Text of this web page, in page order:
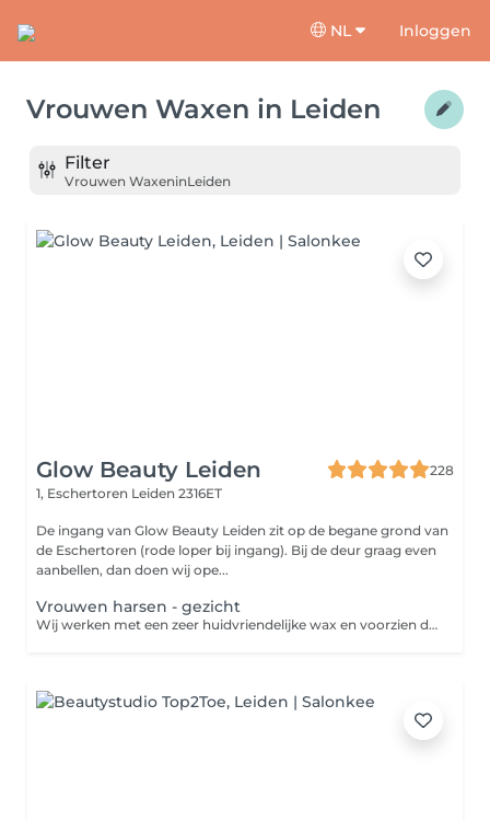
NL Inloggen
Vrouwen Waxen in Leiden
Filter
Vrouwen WaxeninLeiden
Glow Beauty Leiden
228
1, Eschertoren Leiden 2316ET
De ingang van Glow Beauty Leiden zit op de begane grond van
de Eschertoren (rode loper bij ingang). Bij de deur graag even
aanbellen, dan doen wij ope...
Vrouwen harsen - gezicht
Wij werken met een zeer huidvriendelijke wax en voorzien de huid aan het einde van een nabehandeling.